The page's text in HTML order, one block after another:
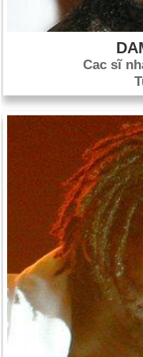
Cac sĩ